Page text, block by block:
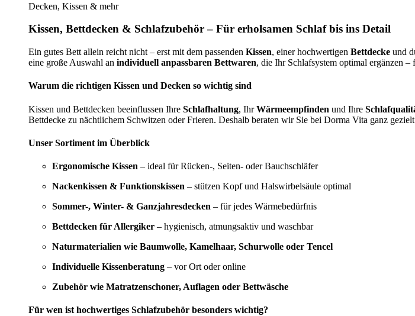
Decken, Kissen & mehr
Kissen, Bettdecken & Schlafzubehör – Für erholsamen Schlaf bis ins Detail
Ein gutes Bett allein reicht nicht – erst mit dem passenden Kissen, einer hochwertigen Bettdecke und
eine große Auswahl an individuell anpassbaren Bettwaren, die Ihr Schlafsystem optimal ergänzen
Warum die richtigen Kissen und Decken so wichtig sind
Kissen und Bettdecken beeinflussen Ihre Schlafhaltung, IhrWärmeempfinden und Ihre
Bettdecke zu nächtlichem Schwitzen oder Frieren. Deshalb beraten wir Sie bei Dorma Vita ganz
Unser Sortiment im Überblick
Ergonomische Kissen – ideal für Rücken-, Seiten- oder Bauchschläfer
Nackenkissen & Funktionskissen – stützen Kopf und Halswirbelsäule optimal
Sommer-, Winter- & Ganzjahresdecken – für jedes Wärmebedürfnis
Bettdecken für Allergiker – hygienisch, atmungsaktiv und waschbar
Naturmaterialien wie Baumwolle, Kamelhaar, Schurwolle oder Tencel
Individuelle Kissenberatung – vor Ort oder online
Zubehör wie Matratzenschoner, Auflagen oder Bettwäsche
Für wen ist hochwertiges Schlafzubehör besonders wichtig?